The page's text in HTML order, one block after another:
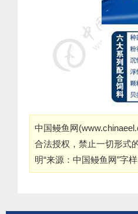
中国鳗鱼网(
合法授权，禁止一切形式
明“来源：中国鳗鱼网”字